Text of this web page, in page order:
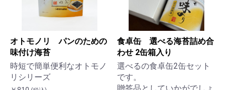
オトモノリ パンのための
味付け海苔
時短で簡単便利なオトモノ
リシリーズ
食卓缶 選べる海苔詰め合
わせ 2缶箱入り
選べるの食卓缶2缶セット
です。
贈答品としていかがでしょ